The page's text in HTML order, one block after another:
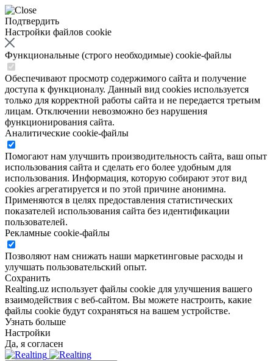
Подтвердить
Настройки файлов cookie
Функциональные (строго необходимые) cookie-файлы
Обеспечивают просмотр содержимого сайта и получение
доступа к функционалу. Данный вид cookies используется
только для корректной работы сайта и не передается третьим
лицам. Отключении невозможно без нарушения
функционирования сайта.
Аналитические cookie-файлы
Помогают нам улучшить производительность сайта, ваш опыт
использования сайта и сделать его более удобным для
использования. Информация, которую собирают этот вид
cookies агрегатируется и по этой причине анонимна.
Применяются в целях предоставления статистических
показателей использования сайта без идентификации
пользователей.
Рекламные cookie-файлы
Позволяют нам снижать наши маркетинговые расходы и
улучшать пользовательский опыт.
Сохранить
Realting.uz использует файлы cookie для улучшения вашего
взаимодействия с веб-сайтом. Вы можете настроить, какие
файлы cookie будут сохраняться на вашем устройстве.
Узнать больше
Настройки
Да, я согласен